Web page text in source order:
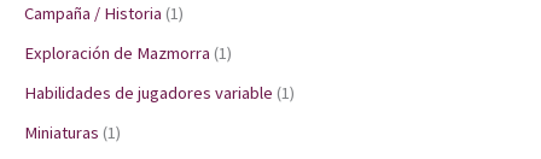
Campaña / Historia (1)
Exploración de Mazmorra (1)
Habilidades de jugadores variable (1)
Miniaturas (1)